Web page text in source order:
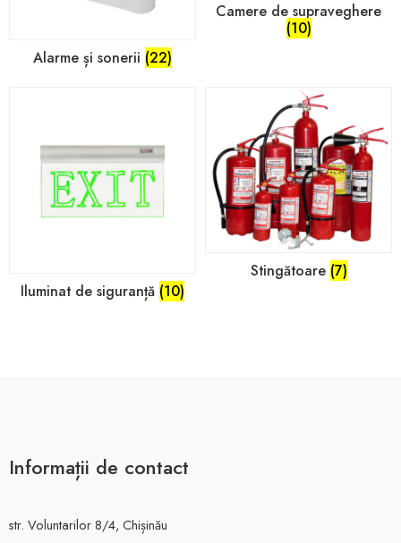
Alarme și sonerii (22)
Camere de supraveghere
(10)
Iluminat de siguranță (10)
Stingătoare (7)
Informații de contact
str. Voluntarilor 8/4, Chișinău